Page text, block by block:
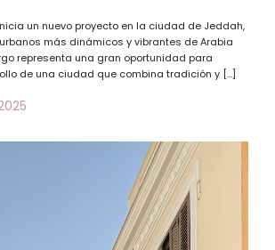
un nuevo proyecto en la ciudad de Jeddah,
más dinámicos y vibrantes de Arabia
representa una gran oportunidad para
de una ciudad que combina tradición y […]